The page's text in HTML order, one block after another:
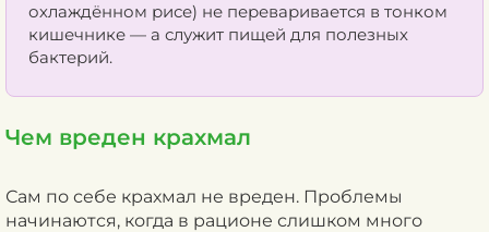
охлаждённом рисе) не переваривается в тонком
кишечнике — а служит пищей для полезных
бактерий.
Чем вреден крахмал
Сам по себе крахмал не вреден. Проблемы
начинаются, когда в рационе слишком много